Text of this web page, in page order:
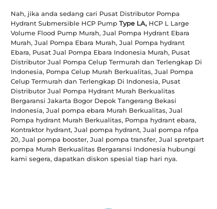
Nah, jika anda sedang cari Pusat Distributor Pompa
Hydrant Submersible HCP PumpType LA, HCP L Large
Volume Flood Pump Murah, Jual Pompa Hydrant Ebara
Murah, Jual Pompa Ebara Murah, Jual Pompa hydrant
Ebara, Pusat Jual Pompa Ebara Indonesia Murah, Pusat
Distributor Jual Pompa Celup Termurah dan Terlengkap Di
Indonesia, Pompa Celup Murah Berkualitas, Jual Pompa
Celup Termurah dan Terlengkap Di Indonesia, Pusat
Distributor Jual Pompa Hydrant Murah Berkualitas
Bergaransi Jakarta Bogor Depok Tangerang Bekasi
Indonesia, Jual pompa ebara Murah Berkualitas, Jual
Pompa hydrant Murah Berkualitas, Pompa hydrant ebara,
Kontraktor hydrant, Jual pompa hydrant, Jual pompa nfpa
20, Jual pompa booster, Jual pompa transfer, Jual spretpart
pompa Murah Berkualitas Bergaransi Indonesia hubungi
kami segera, dapatkan diskon spesial tiap hari nya.